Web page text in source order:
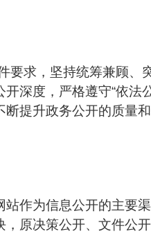
要求，坚持统筹兼顾
深度，严格遵守“依
提升政务公开的质量
作为信息公开的主要
原决策公开、文件公